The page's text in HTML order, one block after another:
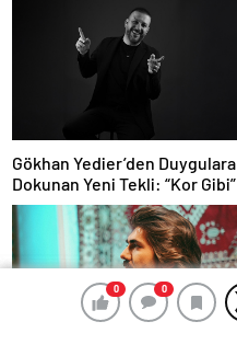
0 0
0 0
Gökhan Yedier’den Duygulara
Dokunan Yeni Tekli: “Kor Gibi”